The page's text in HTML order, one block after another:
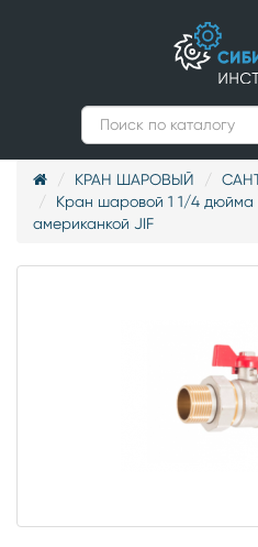
КРАН ШАРОВЫЙ
Кран шаровой 1 1/4 дюйма
американкой JIF